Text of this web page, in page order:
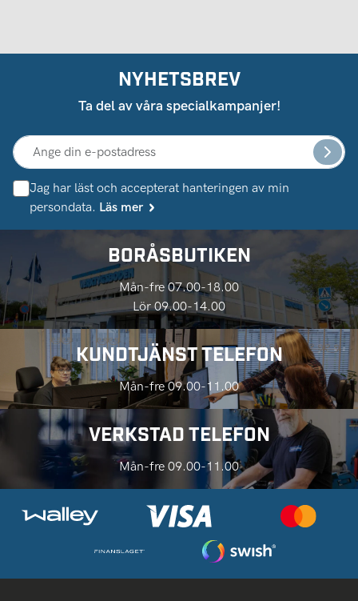
NYHETSBREV
Ta del av våra specialkampanjer!
Jag har läst och accepterat hanteringen av min
persondata. Läs mer
BORÅSBUTIKEN
Mån-fre 07.00-18.00
Lör 09.00-14.00
KUNDTJÄNST TELEFON
Mån-fre 09.00-11.00
VERKSTAD TELEFON
Mån-fre 09.00-11.00